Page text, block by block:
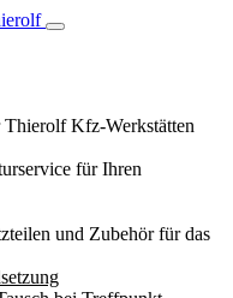
Kfz-Werkstätten
für Ihren
und Zubehör für das